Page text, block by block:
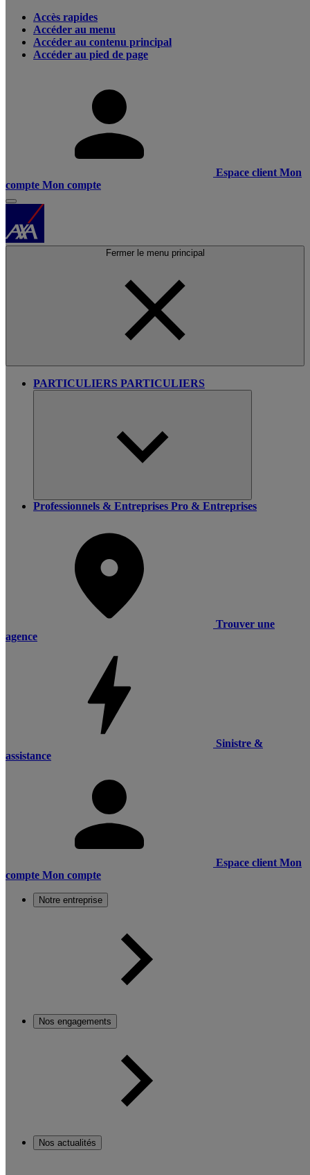
Accès rapides
Accéder au menu
Accéder au contenu principal
Accéder au pied de page
Espace client Mon
compte Mon compte
Fermer le menu principal
PARTICULIERS PARTICULIERS
Professionnels & Entreprises Pro & Entreprises
Trouver une
agence
Sinistre &
assistance
Espace client Mon
compte Mon compte
Notre entreprise
Nos engagements
Nos actualités